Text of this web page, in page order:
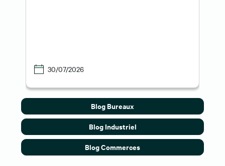
30/07/2026
Blog Bureaux
Blog Industriel
Blog Commerces